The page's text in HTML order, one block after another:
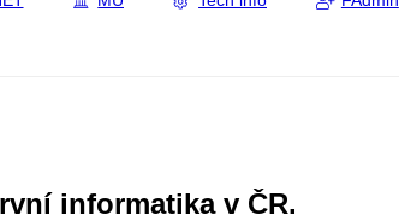
informatika v ČR.